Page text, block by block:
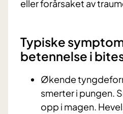
eller forårsaket av
Typiske
betennelse i
Økende
smerter i pungen.
opp i magen.